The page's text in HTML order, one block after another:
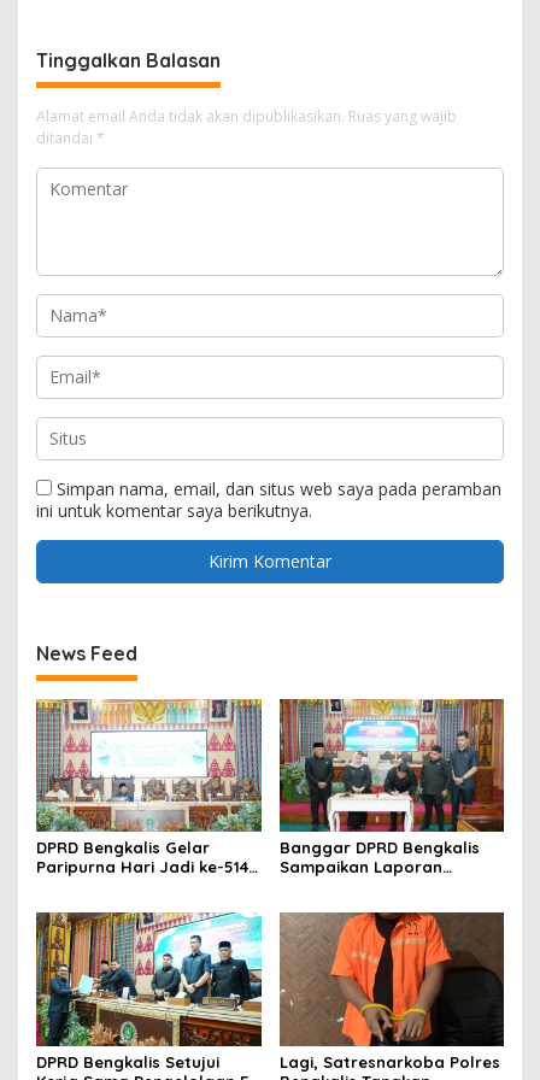
Tinggalkan Balasan
Alamat email Anda tidak akan dipublikasikan. Ruas yang wajib
ditandai *
Simpan nama, email, dan situs web saya pada peramban
ini untuk komentar saya berikutnya.
News Feed
DPRD Bengkalis Gelar
Paripurna Hari Jadi ke-514
Negeri Junjungan.
Banggar DPRD Bengkalis
Sampaikan Laporan
Pelaksanaan APBD Tahun
Anggaran 2025
DPRD Bengkalis Setujui
Lagi, Satresnarkoba Polres